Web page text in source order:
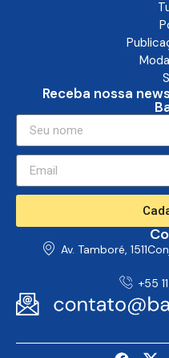
Receba nossa
Av. Tamboré,
+55